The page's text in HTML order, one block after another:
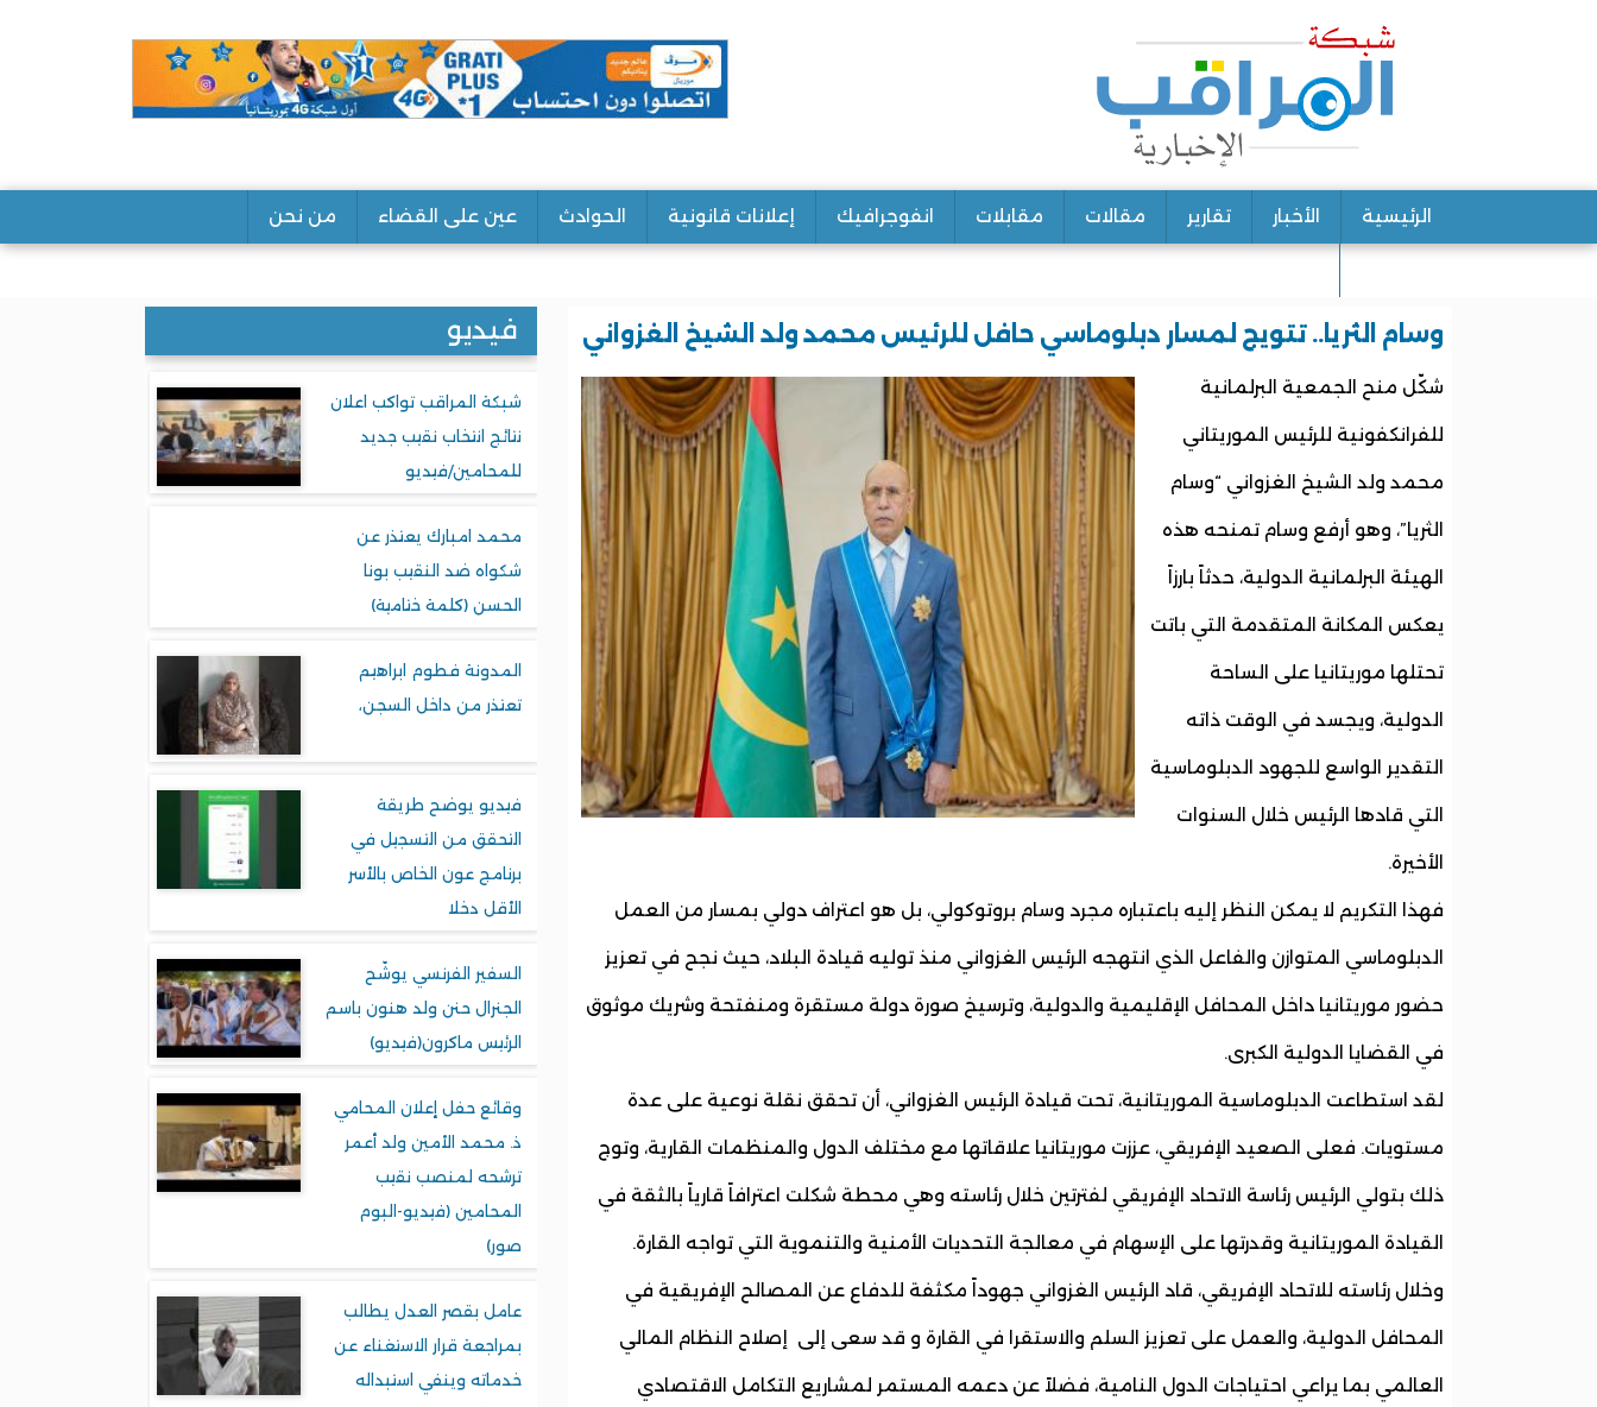
الرئيسية الأخبار تقارير مقالات مقابلات انفوجرافيك إعلانات قانونية الحوادث عين على القضاء من نحن
وسام الثريا.. تتويج لمسار دبلوماسي حافل للرئيس محمد ولد الشيخ الغزواني
شكّل منح الجمعية البرلمانية
للفرانكفونية للرئيس الموريتاني
محمد ولد الشيخ الغزواني “وسام
الثريا”، وهو أرفع وسام تمنحه هذه
الهيئة البرلمانية الدولية، حدثاً بارزاً
يعكس المكانة المتقدمة التي باتت
تحتلها موريتانيا على الساحة
الدولية، ويجسد في الوقت ذاته
التقدير الواسع للجهود الدبلوماسية
التي قادها الرئيس خلال السنوات
الأخيرة.
فهذا التكريم لا يمكن النظر إليه باعتباره مجرد وسام بروتوكولي، بل هو اعتراف دولي بمسار من العمل
الدبلوماسي المتوازن والفاعل الذي انتهجه الرئيس الغزواني منذ توليه قيادة البلاد، حيث نجح في تعزيز
حضور موريتانيا داخل المحافل الإقليمية والدولية، وترسيخ صورة دولة مستقرة ومنفتحة وشريك موثوق
في القضايا الدولية الكبرى.
لقد استطاعت الدبلوماسية الموريتانية، تحت قيادة الرئيس الغزواني، أن تحقق نقلة نوعية على عدة
مستويات. فعلى الصعيد الإفريقي، عززت موريتانيا علاقاتها مع مختلف الدول والمنظمات القارية، وتوج
ذلك بتولي الرئيس رئاسة الاتحاد الإفريقي لفترتين خلال رئاسته وهي محطة شكلت اعترافاً قارياً بالثقة في
القيادة الموريتانية وقدرتها على الإسهام في معالجة التحديات الأمنية والتنموية التي تواجه القارة.
وخلال رئاسته للاتحاد الإفريقي، قاد الرئيس الغزواني جهوداً مكثفة للدفاع عن المصالح الإفريقية في
المحافل الدولية، والعمل على تعزيز السلم والاستقرا في القارة و قد سعى إلى إصلاح النظام المالي
العالمي بما يراعي احتياجات الدول النامية، فضلاً عن دعمه المستمر لمشاريع التكامل الاقتصادي
فيديو
شبكة المراقب تواكب اعلان
نتائج انتخاب نقيب جديد
للمحامين/فيديو
محمد امبارك يعتذر عن
شكواه ضد النقيب بونا
الحسن (كلمة ختامية)
المدونة فطوم ابراهيم
تعتذر من داخل السجن،
فيديو يوضح طريقة
التحقق من التسجيل في
برنامج عون الخاص بالأسر
الأقل دخلا
السفير الفرنسي يوشّح
الجنرال حنن ولد هنون باسم
الرئيس ماكرون(فيديو)
وقائع حفل إعلان المحامي
ذ. محمد الأمين ولد أعمر
ترشحه لمنصب نقيب
المحامين (فيديو-البوم
صور)
عامل بقصر العدل يطالب
بمراجعة قرار الاستغناء عن
خدماته وينفي استبداله